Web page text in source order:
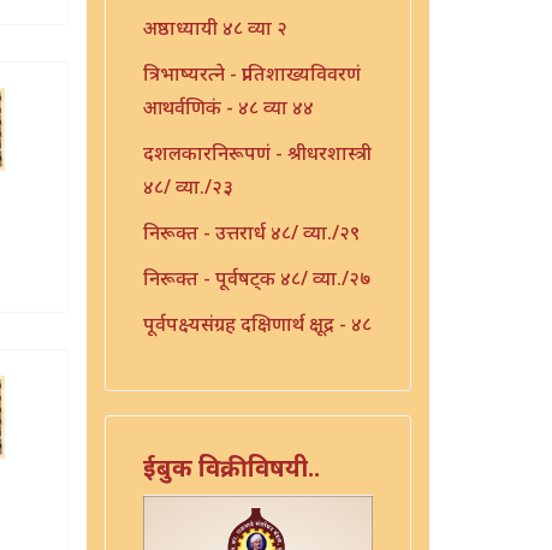
अष्ठाध्यायी ४८ व्या २
त्रिभाष्यरत्ने - प्रातिशाख्यविवरणं
आथर्वणिकं - ४८ व्या ४४
दशलकारनिरूपणं - श्रीधरशास्त्री
४८/ व्या./२३
निरूक्त - उत्तरार्ध ४८/ व्या./२९
निरूक्त - पूर्वषट्क ४८/ व्या./२७
पूर्वपक्ष्यसंग्रह दक्षिणार्थ क्षूद्र - ४८
प्रातिशाख्य - ४८ व्या ४२
प्रातिशाख्य भाष्यं - ४८ व्या ४३
प्रातिशाख्यं - पंचाष्टक ४८ व्या ४५
ईबुक विक्रीविषयी..